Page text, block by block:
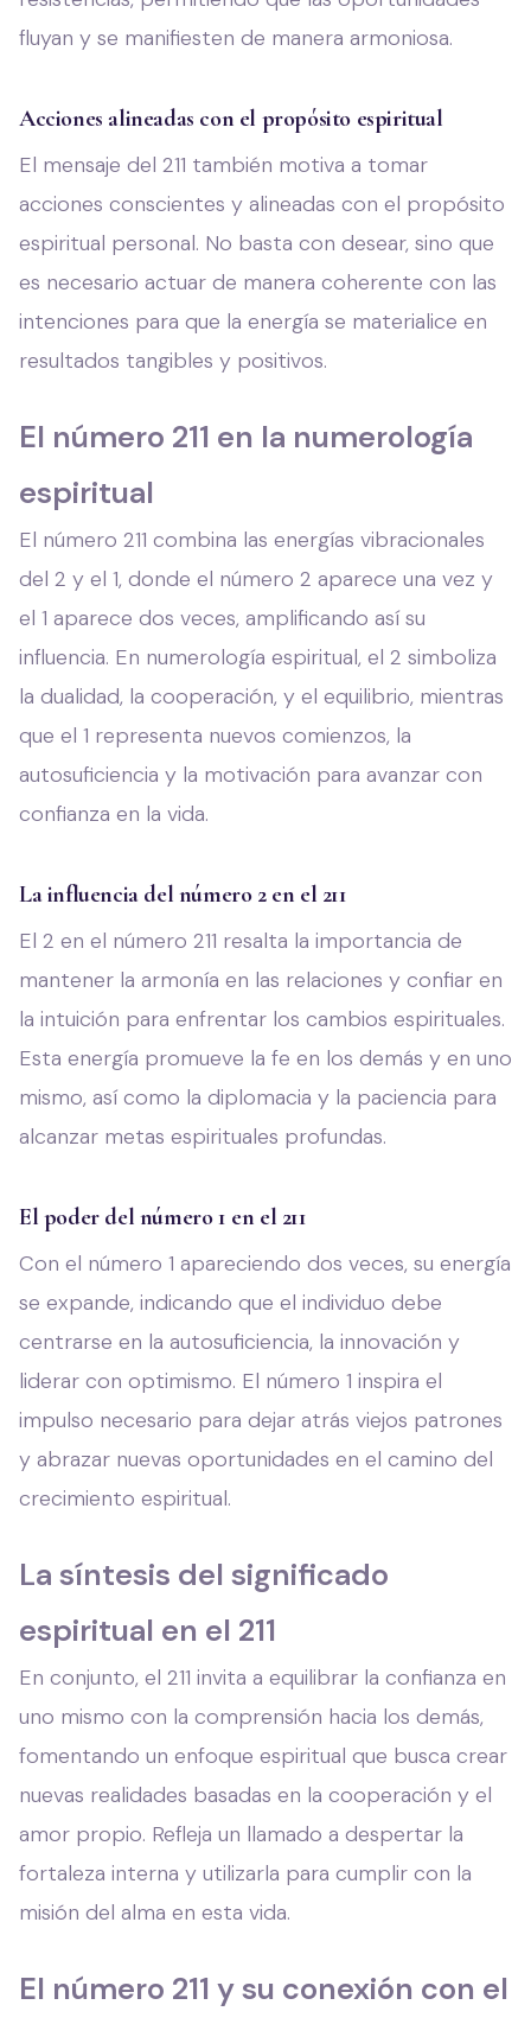
fluyan y se manifiesten de manera armoniosa.
Acciones alineadas con el propósito espiritual
El mensaje del 211 también motiva a tomar
acciones conscientes y alineadas con el propósito
espiritual personal. No basta con desear, sino que
es necesario actuar de manera coherente con las
intenciones para que la energía se materialice en
resultados tangibles y positivos.
El número 211 en la numerología
espiritual
El número 211 combina las energías vibracionales
del 2 y el 1, donde el número 2 aparece una vez y
el 1 aparece dos veces, amplificando así su
influencia. En numerología espiritual, el 2 simboliza
la dualidad, la cooperación, y el equilibrio, mientras
que el 1 representa nuevos comienzos, la
autosuficiencia y la motivación para avanzar con
confianza en la vida.
La influencia del número 2 en el 211
El 2 en el número 211 resalta la importancia de
mantener la armonía en las relaciones y confiar en
la intuición para enfrentar los cambios espirituales.
Esta energía promueve la fe en los demás y en uno
mismo, así como la diplomacia y la paciencia para
alcanzar metas espirituales profundas.
El poder del número 1 en el 211
Con el número 1 apareciendo dos veces, su energía
se expande, indicando que el individuo debe
centrarse en la autosuficiencia, la innovación y
liderar con optimismo. El número 1 inspira el
impulso necesario para dejar atrás viejos patrones
y abrazar nuevas oportunidades en el camino del
crecimiento espiritual.
La síntesis del significado
espiritual en el 211
En conjunto, el 211 invita a equilibrar la confianza en
uno mismo con la comprensión hacia los demás,
fomentando un enfoque espiritual que busca crear
nuevas realidades basadas en la cooperación y el
amor propio. Refleja un llamado a despertar la
fortaleza interna y utilizarla para cumplir con la
misión del alma en esta vida.
El número 211 y su conexión con el